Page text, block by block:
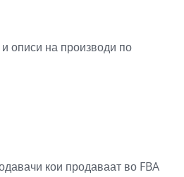
описи на производи по
кои продаваат во FBA